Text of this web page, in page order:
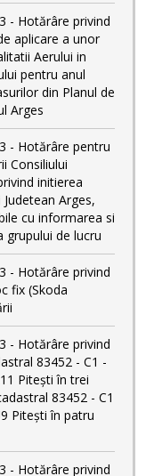
- Hotărâre privind
aplicare a unor
Aerului in
pentru anul
din Planul de
Arges
- Hotărâre pentru
Consiliului
initierea
Arges,
cu informarea si
grupului de lucru
- Hotărâre privind
fix (Skoda
- Hotărâre privind
83452 - C1 -
Piteşti în trei
83452 - C1
Piteşti în patru
- Hotărâre privind